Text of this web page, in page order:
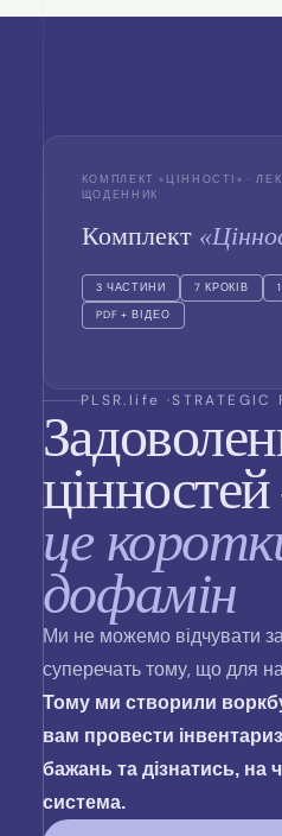
КОМПЛЕКТ «ЦІННОСТІ» ·
ЩОДЕННИК
Комплект
3 ЧАСТИНИ 7 КРОКІВ
PDF + ВІДЕО
PLSR.life ·STRATEGIC
це
дофамін
Ми не можемо відчувати
суперечать тому, що для
Тому ми створили
вам провести
бажань та дізнатись, на
система.